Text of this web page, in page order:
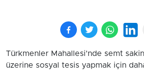
Türkmenler Mahallesi'nde semt
üzerine sosyal tesis yapmak için